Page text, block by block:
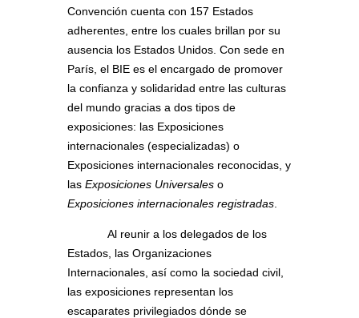
Convención cuenta con 157 Estados
adherentes, entre los cuales brillan por su
ausencia los Estados Unidos. Con sede en
París, el BIE es el encargado de promover
la confianza y solidaridad entre las culturas
del mundo gracias a dos tipos de
exposiciones: las Exposiciones
internacionales (especializadas) o
Exposiciones internacionales reconocidas, y
las Exposiciones Universales o
Exposiciones internacionales registradas
Al reunir a los delegados de los
Estados, las Organizaciones
Internacionales, así como la sociedad civil,
las exposiciones representan los
escaparates privilegiados dónde se